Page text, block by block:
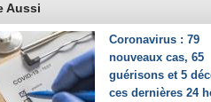
Aussi
Coronavirus : 79
nouveaux cas, 65
guérisons et 5
ces dernières 24